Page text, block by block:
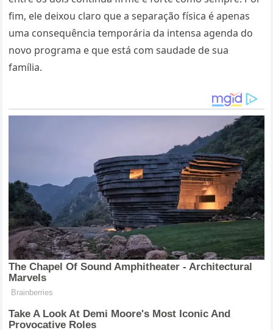
fim, ele deixou claro que a separação física é apenas
uma consequência temporária da intensa agenda do
novo programa e que está com saudade de sua
família.